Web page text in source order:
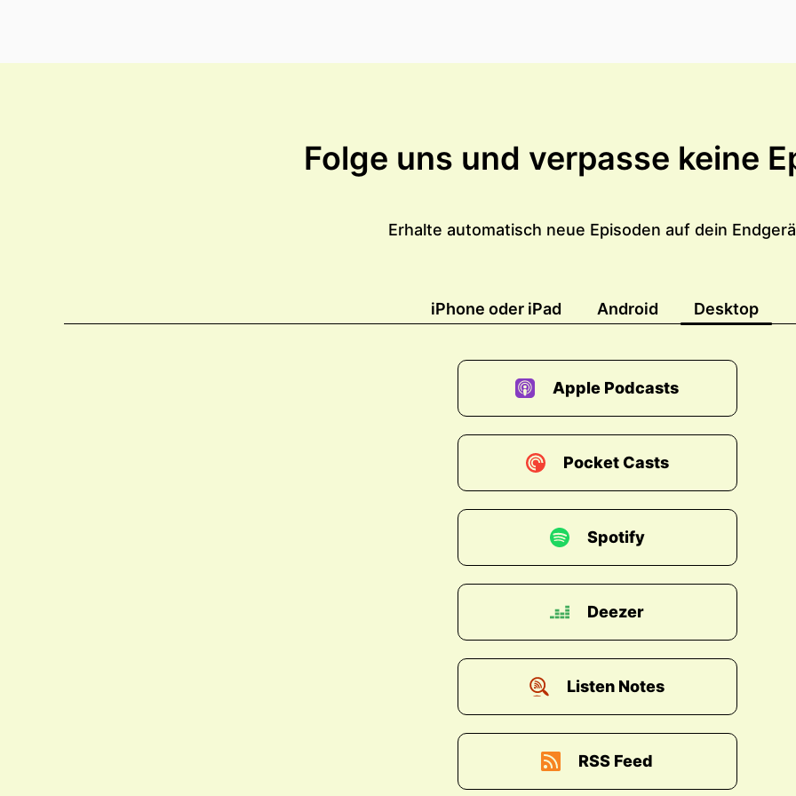
Folge uns und verpasse keine
Erhalte automatisch neue Episoden auf dein
iPhone oder iPad Android Desktop
Apple Podcasts
Pocket Casts
Spotify
Deezer
Listen Notes
RSS Feed